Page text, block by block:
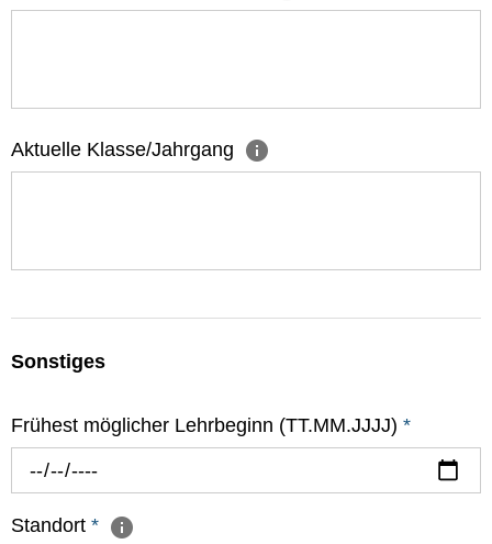
Aktuelle Klasse/Jahrgang
Sonstiges
Frühest möglicher Lehrbeginn (TT.MM.JJJJ) *
Standort *